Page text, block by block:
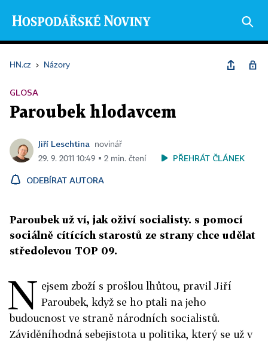
HN.cz › Názory
GLOSA
Paroubek hlodavcem
Jiří Leschtina
novinář
29. 9. 2011 10:49 ▪ 2 min. čtení
PŘEHRÁT ČLÁNEK
ODEBÍRAT AUTORA
Paroubek už ví, jak oživí socialisty. s pomocí
sociálně cítících starostů ze strany chce udělat
středolevou TOP 09.
N ejsem zboží s prošlou lhůtou, pravil Jiří
Paroubek, když se ho ptali na jeho
budoucnost ve straně národních socialistů.
Záviděníhodná sebejistota u politika, který se už v